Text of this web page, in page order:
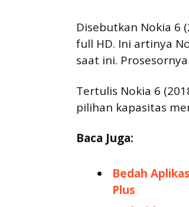
Disebutkan Nokia 6
full HD. Ini artinya
saat ini.
Tertulis Nokia 6
pilihan kapasitas
Baca Juga:
Bedah
Plus